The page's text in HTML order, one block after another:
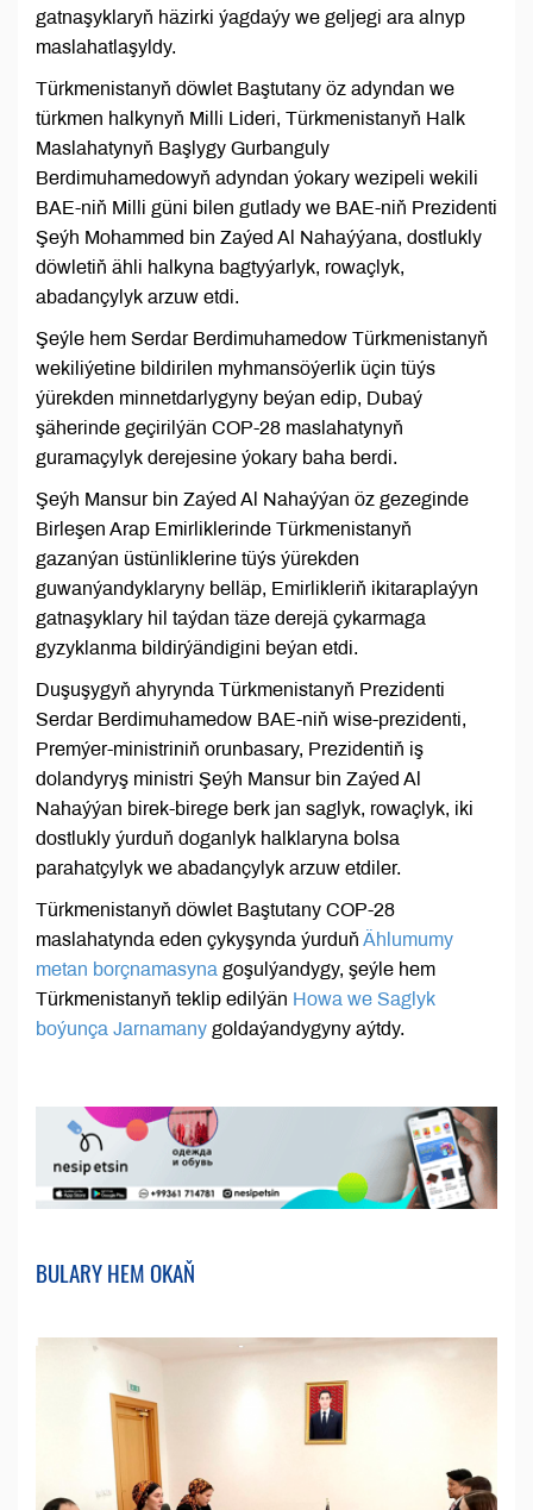
gatnaşyklaryň häzirki ýagdaýy we geljegi ara alnyp
maslahatlaşyldy.
Türkmenistanyň döwlet Baştutany öz adyndan we
türkmen halkynyň Milli Lideri, Türkmenistanyň Halk
Maslahatynyň Başlygy Gurbanguly
Berdimuhamedowyň adyndan ýokary wezipeli wekili
BAE-niň Milli güni bilen gutlady we BAE-niň Prezidenti
Şeýh Mohammed bin Zaýed Al Nahaýýana, dostlukly
döwletiň ähli halkyna bagtyýarlyk, rowaçlyk,
abadançylyk arzuw etdi.
Şeýle hem Serdar Berdimuhamedow Türkmenistanyň
wekiliýetine bildirilen myhmansöýerlik üçin tüýs
ýürekden minnetdarlygyny beýan edip, Dubaý
şäherinde geçirilýän COP-28 maslahatynyň
guramaçylyk derejesine ýokary baha berdi.
Şeýh Mansur bin Zaýed Al Nahaýýan öz gezeginde
Birleşen Arap Emirliklerinde Türkmenistanyň
gazanýan üstünliklerine tüýs ýürekden
guwanýandyklaryny belläp, Emirlikleriň ikitaraplaýyn
gatnaşyklary hil taýdan täze derejä çykarmaga
gyzyklanma bildirýändigini beýan etdi.
Duşuşygyň ahyrynda Türkmenistanyň Prezidenti
Serdar Berdimuhamedow BAE-niň wise-prezidenti,
Premýer-ministriniň orunbasary, Prezidentiň iş
dolandyryş ministri Şeýh Mansur bin Zaýed Al
Nahaýýan birek-birege berk jan saglyk, rowaçlyk, iki
dostlukly ýurduň doganlyk halklaryna bolsa
parahatçylyk we abadançylyk arzuw etdiler.
Türkmenistanyň döwlet Baştutany COP-28
maslahatynda eden çykyşynda ýurduň Ählumumy
metan borçnamasyna goşulýandygy, şeýle hem
Türkmenistanyň teklip edilýän Howa we Saglyk
boýunça Jarnamany goldaýandygyny aýtdy.
BULARY HEM OKAŇ